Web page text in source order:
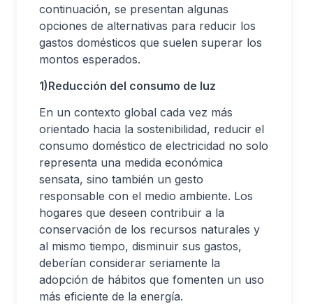
continuación, se presentan algunas
opciones de alternativas para reducir los
gastos domésticos que suelen superar los
montos esperados.
1)Reducción del consumo de luz
En un contexto global cada vez más
orientado hacia la sostenibilidad, reducir el
consumo doméstico de electricidad no solo
representa una medida económica
sensata, sino también un gesto
responsable con el medio ambiente. Los
hogares que deseen contribuir a la
conservación de los recursos naturales y
al mismo tiempo, disminuir sus gastos,
deberían considerar seriamente la
adopción de hábitos que fomenten un uso
más eficiente de la energía.